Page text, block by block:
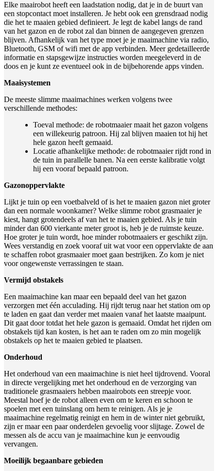
Elke maairobot heeft een laadstation nodig, dat je in de buurt van
een stopcontact moet installeren. Je hebt ook een grensdraad nodig
die het te maaien gebied definieert. Je legt de kabel langs de rand
van het gazon en de robot zal dan binnen de aangegeven grenzen
blijven. Afhankelijk van het type moet je je maaimachine via radio,
Bluetooth, GSM of wifi met de app verbinden. Meer gedetailleerde
informatie en stapsgewijze instructies worden meegeleverd in de
doos en je kunt ze eventueel ook in de bijbehorende apps vinden.
Maaisystemen
De meeste slimme maaimachines werken volgens twee
verschillende methodes:
Toeval methode: de robotmaaier maait het gazon volgens
een willekeurig patroon. Hij zal blijven maaien tot hij het
hele gazon heeft gemaaid.
Locatie afhankelijke methode: de robotmaaier rijdt rond in
de tuin in parallelle banen. Na een eerste kalibratie volgt
hij een vooraf bepaald patroon.
Gazonoppervlakte
Lijkt je tuin op een voetbalveld of is het te maaien gazon niet groter
dan een normale woonkamer? Welke slimme robot grasmaaier je
kiest, hangt grotendeels af van het te maaien gebied. Als je tuin
minder dan 600 vierkante meter groot is, heb je de ruimste keuze.
Hoe groter je tuin wordt, hoe minder robotmaaiers er geschikt zijn.
Wees verstandig en zoek vooraf uit wat voor een oppervlakte de aan
te schaffen robot grasmaaier moet gaan bestrijken. Zo kom je niet
voor ongewenste verrassingen te staan.
Vermijd obstakels
Een maaimachine kan maar een bepaald deel van het gazon
verzorgen met één acculading. Hij rijdt terug naar het station om op
te laden en gaat dan verder met maaien vanaf het laatste maaipunt.
Dit gaat door totdat het hele gazon is gemaaid. Omdat het rijden om
obstakels tijd kan kosten, is het aan te raden om zo min mogelijk
obstakels op het te maaien gebied te plaatsen.
Onderhoud
Het onderhoud van een maaimachine is niet heel tijdrovend. Vooral
in directe vergelijking met het onderhoud en de verzorging van
traditionele grasmaaiers hebben maairobots een streepje voor.
Meestal hoef je de robot alleen even om te keren en schoon te
spoelen met een tuinslang om hem te reinigen. Als je je
maaimachine regelmatig reinigt en hem in de winter niet gebruikt,
zijn er maar een paar onderdelen gevoelig voor slijtage. Zowel de
messen als de accu van je maaimachine kun je eenvoudig
vervangen.
Moeilijk begaanbare gebieden